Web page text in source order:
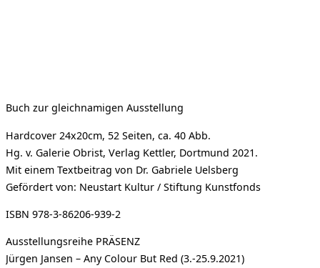
Buch zur gleichnamigen Ausstellung
Hardcover 24x20cm, 52 Seiten, ca. 40 Abb.
Hg. v. Galerie Obrist, Verlag Kettler, Dortmund 2021.
Mit einem Textbeitrag von Dr. Gabriele Uelsberg
Gefördert von: Neustart Kultur / Stiftung Kunstfonds
ISBN 978-3-86206-939-2
Ausstellungsreihe PRÄSENZ
Jürgen Jansen – Any Colour But Red (3.-25.9.2021)